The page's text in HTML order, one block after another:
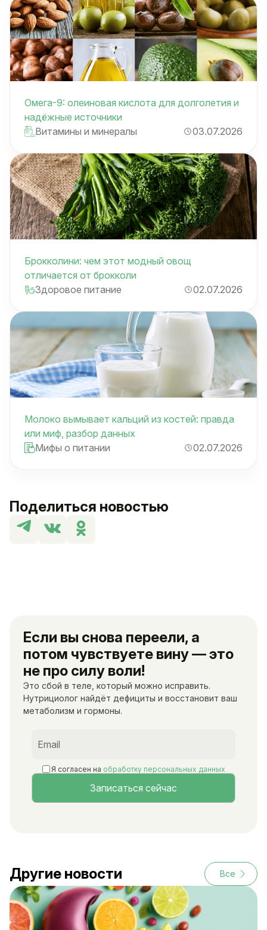
Поделиться новостью
Если вы снова переели, а
потом чувствуете вину — это
не про силу воли!
Это сбой в теле, который можно исправить.
Нутрициолог найдёт дефициты и восстановит ваш
метаболизм и гормоны.
Я согласен на обработку персональных данных
Омега-9: олеиновая кислота для долголетия и
надёжные источники
Витамины и минералы
03.07.2026
Брокколини: чем этот модный овощ
отличается от брокколи
Здоровое питание
02.07.2026
Молоко вымывает кальций из костей: правда
или миф, разбор данных
Мифы о питании
02.07.2026
Другие новости Все